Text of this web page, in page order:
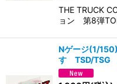
THE TRUCK
ョン 第8弾
Nゲージ(1/
すゞTSD/TSG